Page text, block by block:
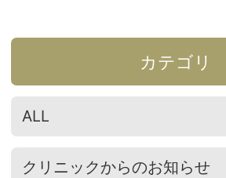
カテゴリ
ALL
クリニックからのお知らせ